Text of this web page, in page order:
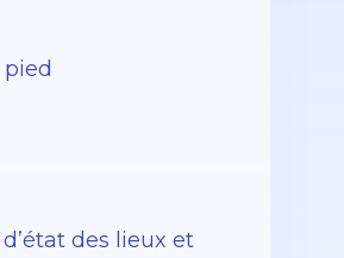
des lieux et